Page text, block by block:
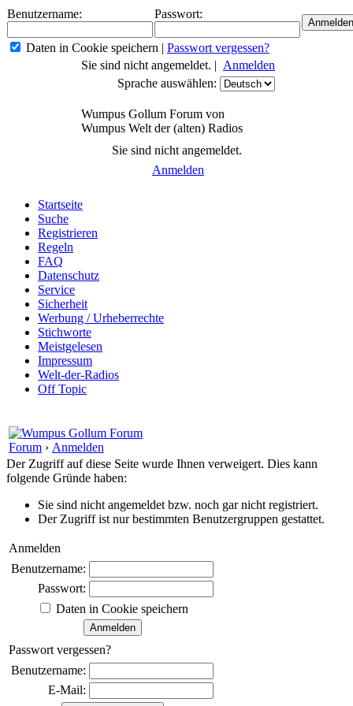
Benutzername: Passwort:
Daten in Cookie speichern | Passwort vergessen?
Sie sind nicht angemeldet. | Anmelden
Sprache auswählen:
Wumpus Gollum Forum von
Wumpus Welt der (alten) Radios
Sie sind nicht angemeldet.
Anmelden
Startseite
Suche
Registrieren
Regeln
FAQ
Datenschutz
Service
Sicherheit
Werbung / Urheberrechte
Stichworte
Meistgelesen
Impressum
Welt-der-Radios
Off Topic
Forum › Anmelden
Der Zugriff auf diese Seite wurde Ihnen verweigert. Dies kann
folgende Gründe haben:
Sie sind nicht angemeldet bzw. noch gar nicht registriert.
Der Zugriff ist nur bestimmten Benutzergruppen gestattet.
Anmelden
Benutzername:
Passwort:
Daten in Cookie speichern
Passwort vergessen?
Benutzername:
E-Mail: